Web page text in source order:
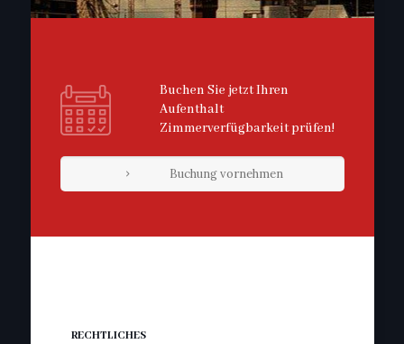
Buchen Sie jetzt Ihren
Aufenthalt
Zimmerverfügbarkeit prüfen!
Buchung vornehmen
RECHTLICHES